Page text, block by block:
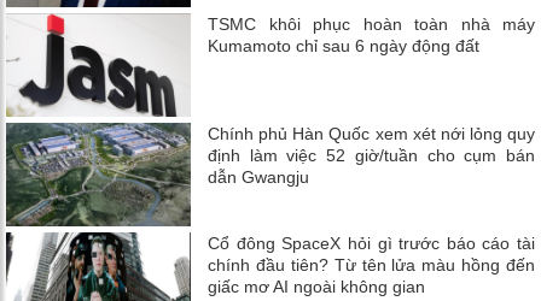
TSMC khôi phục hoàn toàn nhà máy
Kumamoto chỉ sau 6 ngày động đất
Chính phủ Hàn Quốc xem xét nới lỏng quy
định làm việc 52 giờ/tuần cho cụm bán
dẫn Gwangju
Cổ đông SpaceX hỏi gì trước báo cáo tài
chính đầu tiên? Từ tên lửa màu hồng đến
giấc mơ AI ngoài không gian